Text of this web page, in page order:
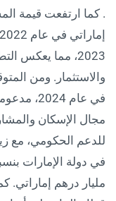
2023، مما يعكس
في عام
مجال الإسكان
للدعم الحكومي، مع
مليار درهم